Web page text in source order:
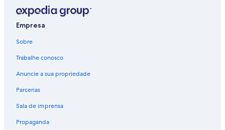
Empresa
Sobre
Trabalhe conosco
Anuncie a sua propriedade
Parcerias
Sala de imprensa
Propaganda